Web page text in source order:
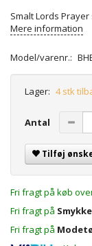
Smalt Lords
Mere information
Model/varenr.:
Lager: 4 stk
Antal
Tilføj
Fri fragt på køb
Fri fragt på
Fri fragt på